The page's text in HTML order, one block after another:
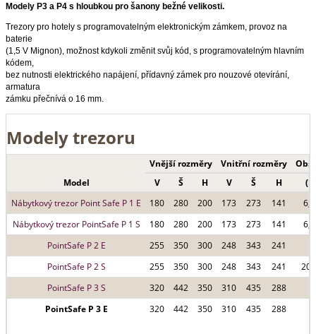
Modely P3 a P4 s hloubkou pro šanony bežné velikosti.
Trezory pro hotely s programovatelným elektronickým zámkem, provoz na
baterie
(1,5 V Mignon), možnost kdykoli změnit svůj kód, s programovatelným hlavním
kódem,
bez nutnosti elektrického napájení, přídavný zámek pro nouzové otevírání,
armatura
zámku přečnívá o 16 mm.
Modely trezoru
Model
Vnější rozměry Vnitřní rozměry
V
Š H V Š H
(l)
Nábytkový trezor Point Safe P 1 E
180 280 200 173 273 141
6,7
Nábytkový trezor PointSafe P 1 S
180 280 200 173 273 141
6,7
PointSafe P 2 E
255 350 300 248 343
241
PointSafe P 2 S
255 350 300 248 343 241
PointSafe P 3 S
320 442 350 310 435
288
PointSafe P 3 E
320 442 350 310 435 288